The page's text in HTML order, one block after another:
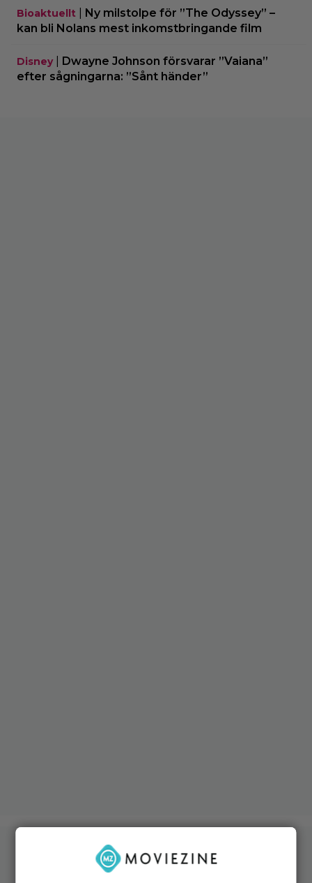
Bioaktuellt
Ny milstolpe för ”The Odyssey” –
kan bli Nolans mest inkomstbringande film
Disney| Dwayne Johnson försvarar ”Vaiana”
efter sågningarna: ”Sånt händer”